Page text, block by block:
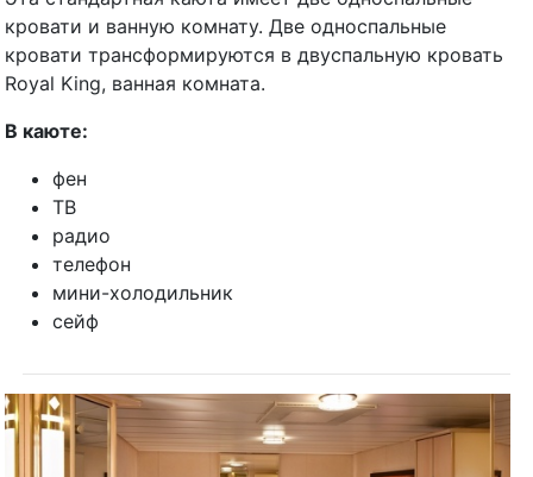
кровати и ванную комнату. Две односпальные
кровати трансформируются в двуспальную кровать
Royal King, ванная комната.
В каюте:
фен
ТВ
радио
телефон
мини-холодильник
сейф